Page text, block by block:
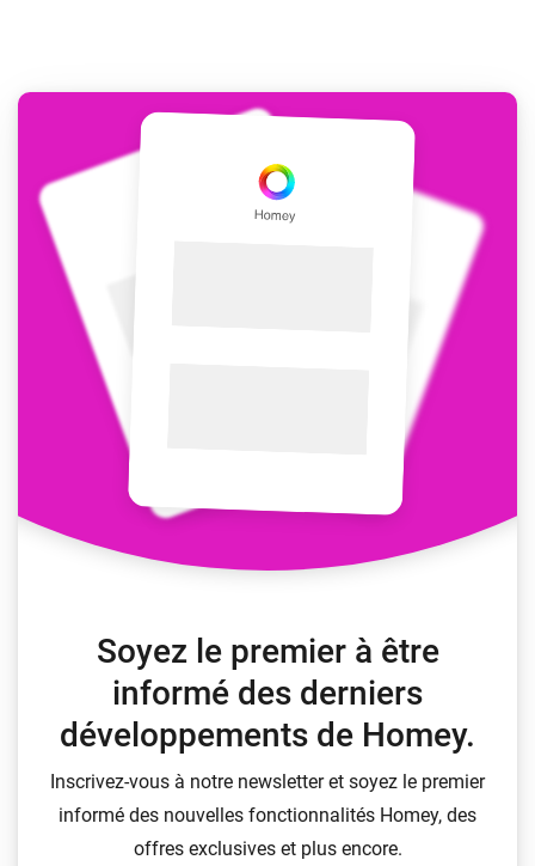
Soyez le premier à être
informé des derniers
développements de Homey.
Inscrivez-vous à notre newsletter et soyez le premier
informé des nouvelles fonctionnalités Homey, des
offres exclusives et plus encore.